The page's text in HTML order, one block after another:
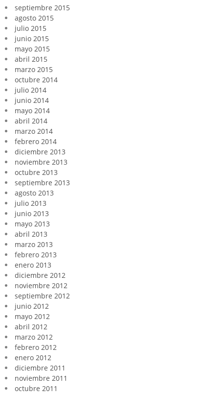
septiembre 2015
agosto 2015
julio 2015
junio 2015
mayo 2015
abril 2015
marzo 2015
octubre 2014
julio 2014
junio 2014
mayo 2014
abril 2014
marzo 2014
febrero 2014
diciembre 2013
noviembre 2013
octubre 2013
septiembre 2013
agosto 2013
julio 2013
junio 2013
mayo 2013
abril 2013
marzo 2013
febrero 2013
enero 2013
diciembre 2012
noviembre 2012
septiembre 2012
junio 2012
mayo 2012
abril 2012
marzo 2012
febrero 2012
enero 2012
diciembre 2011
noviembre 2011
octubre 2011